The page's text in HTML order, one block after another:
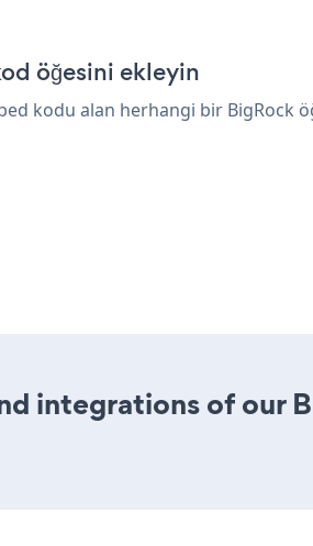
öğesini ekleyin
kodu alan herhangi bir BigRock
integrations of our